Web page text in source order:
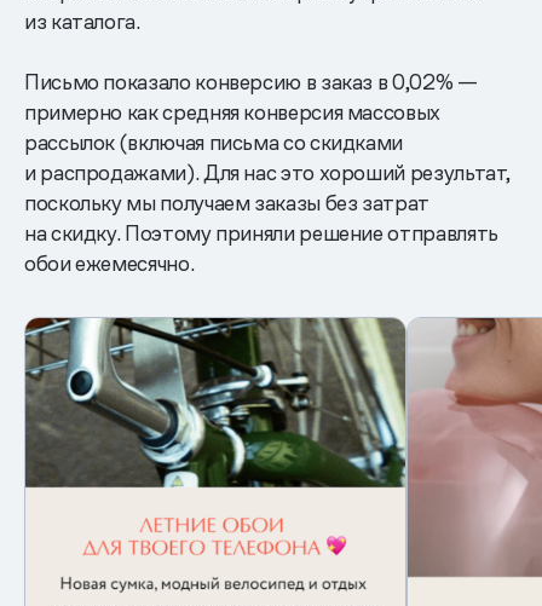
из каталога.
Письмо показало конверсию в заказ в 0,02% —
примерно как средняя конверсия массовых
рассылок (включая письма со скидками
и распродажами). Для нас это хороший результат,
поскольку мы получаем заказы без затрат
на скидку. Поэтому приняли решение отправлять
обои ежемесячно.